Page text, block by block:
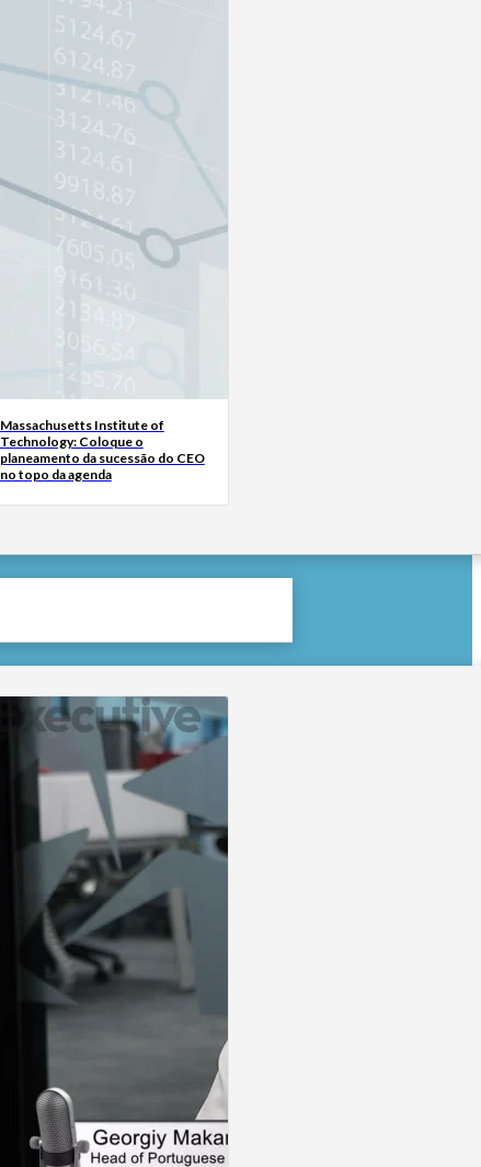
Massachusetts Institute of
Technology: Coloque o
planeamento da sucessão do CEO
no topo da agenda